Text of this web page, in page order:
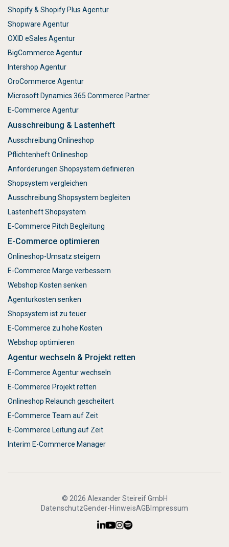
Shopify & Shopify Plus Agentur
Shopware Agentur
OXID eSales Agentur
BigCommerce Agentur
Intershop Agentur
OroCommerce Agentur
Microsoft Dynamics 365 Commerce Partner
E-Commerce Agentur
Ausschreibung & Lastenheft
Ausschreibung Onlineshop
Pflichtenheft Onlineshop
Anforderungen Shopsystem definieren
Shopsystem vergleichen
Ausschreibung Shopsystem begleiten
Lastenheft Shopsystem
E-Commerce Pitch Begleitung
E-Commerce optimieren
Onlineshop-Umsatz steigern
E-Commerce Marge verbessern
Webshop Kosten senken
Agenturkosten senken
Shopsystem ist zu teuer
E-Commerce zu hohe Kosten
Webshop optimieren
Agentur wechseln & Projekt retten
E-Commerce Agentur wechseln
E-Commerce Projekt retten
Onlineshop Relaunch gescheitert
E-Commerce Team auf Zeit
E-Commerce Leitung auf Zeit
Interim E-Commerce Manager
© 2026 Alexander Steireif GmbH
DatenschutzGender-HinweisAGB Impressum
